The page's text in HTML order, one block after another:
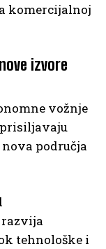
komercijalnoj
izvore
vožnje
područja
tehnološke i